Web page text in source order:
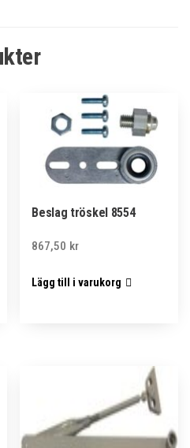
Beslag tröskel 8554
867,50 kr
Lägg till i varukorg